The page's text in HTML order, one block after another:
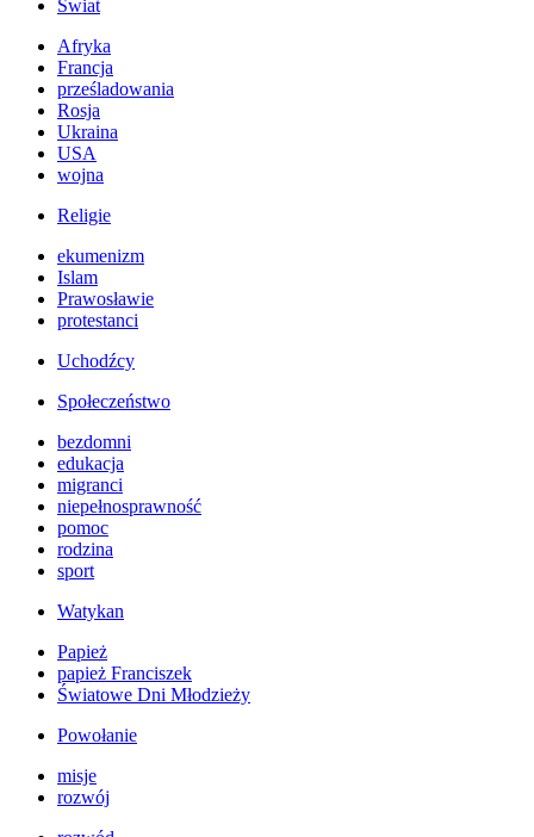
Świat
Afryka
Francja
prześladowania
Rosja
Ukraina
USA
wojna
Religie
ekumenizm
Islam
Prawosławie
protestanci
Uchodźcy
Społeczeństwo
bezdomni
edukacja
migranci
niepełnosprawność
pomoc
rodzina
sport
Watykan
Papież
papież Franciszek
Światowe Dni Młodzieży
Powołanie
misje
rozwój